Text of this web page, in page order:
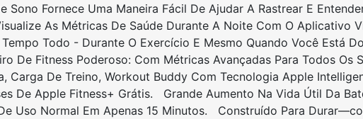
Fornece Uma Maneira Fácil De Ajudar A Rastrear E
As Métricas De Saúde Durante A Noite Com O Aplicativo
Todo - Durante O Exercício E Mesmo Quando Você Está
De Fitness Poderoso: Com Métricas Avançadas Para Todos Os
Carga De Treino, Workout Buddy Com Tecnologia Apple
De Apple Fitness+ Grátis. Grande Aumento Na Vida Útil Da
Uso Normal Em Apenas 15 Minutos. Construído Para